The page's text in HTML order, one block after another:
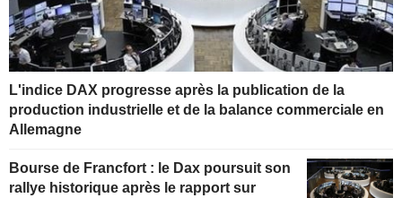
L'indice DAX progresse après la publication de la
production industrielle et de la balance commerciale en
Allemagne
Bourse de Francfort : le Dax poursuit son
rallye historique après le rapport sur